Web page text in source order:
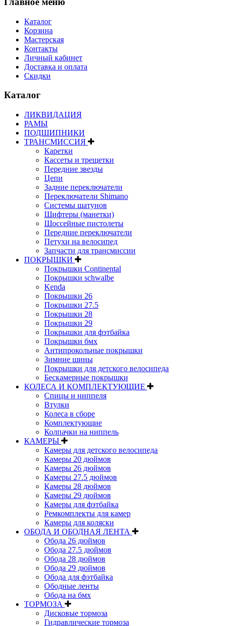
Каталог
Корзина
Мастерская
Контакты
Личный кабинет
Доставка и оплата
Скидки
Каталог
ЛИКВИДАЦИЯ
РАМЫ
ПОДШИПНИКИ
ТРАНСМИССИЯ
Каретки
Кассеты и трещетки
Передние звезды
Цепи
Задние переключатели
Переключатели Shimano
Системы шатунов
Шифтеры (манетки)
Шоссейные пистолеты
Передние переключатели
Петухи на велосипед
Запчасти для трансмиссии
ПОКРЫШКИ
Покрышки Continental
Покрышки schwalbe
Kenda
Покрышки 26
Покрышки 27.5
Покрышки 28
Покрышки 29
Покрышки для фэтбайка
Покрышки бмх
Антипрокольные покрышки
Зимние шины
Покрышки для детского велосипеда
Бескамерные покрышки
КОЛЕСА И КОМПЛЕКТУЮЩИЕ
Спицы и ниппеля
Втулки
Колеса в сборе
Комплектующие
Колпачки на ниппель
КАМЕРЫ
Камеры для детского велосипеда
Камеры 20 дюймов
Камеры 26 дюймов
Камеры 27.5 дюймов
Камеры 28 дюймов
Камеры 29 дюймов
Камеры для фэтбайка
Ремкомплекты для камер
Камеры для коляски
ОБОДА И ОБОДНАЯ ЛЕНТА
Обода 26 дюймов
Обода 27.5 дюймов
Обода 28 дюймов
Обода 29 дюймов
Обода для фэтбайка
Ободные ленты
Обода на бмх
ТОРМОЗА
Дисковые тормоза
Гидравлические тормоза